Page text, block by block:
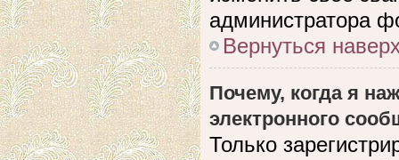
администратора
Вернуться
Почему, когда я
электронного
Только